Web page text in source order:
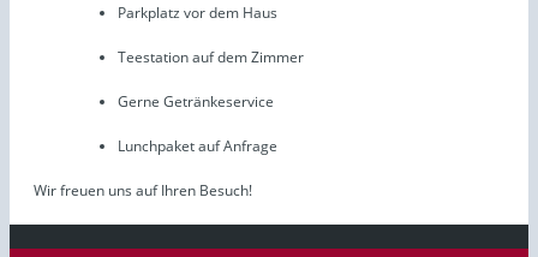
Parkplatz vor dem Haus
Teestation auf dem Zimmer
Gerne Getränkeservice
Lunchpaket auf Anfrage
Wir freuen uns auf Ihren Besuch!